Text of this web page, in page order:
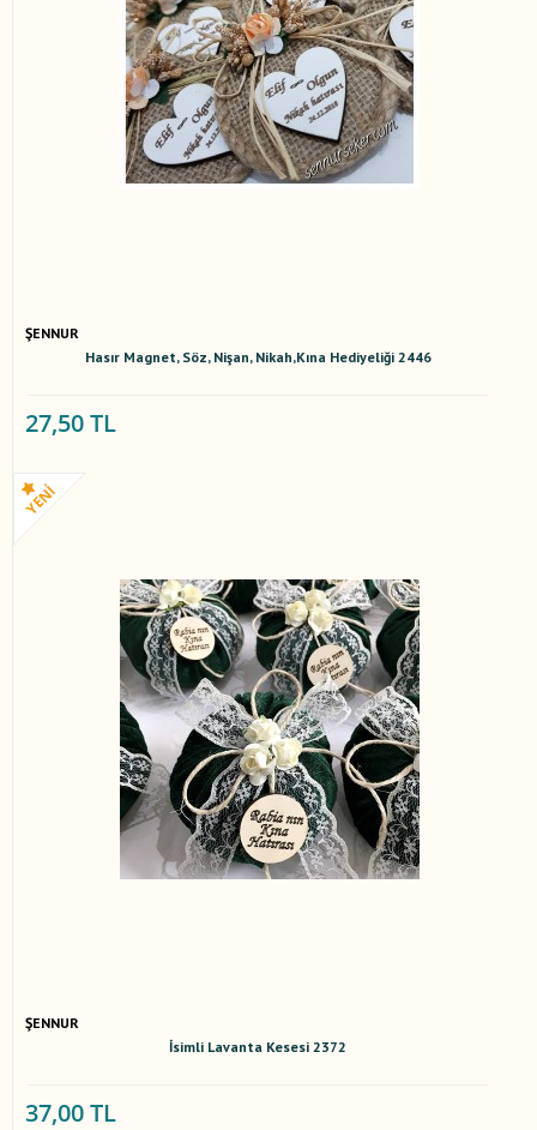
ŞENNUR
Hasır Magnet, Söz, Nişan, Nikah,Kına Hediyeliği 2446
27,50 TL
ŞENNUR
İsimli Lavanta Kesesi 2372
37,00 TL